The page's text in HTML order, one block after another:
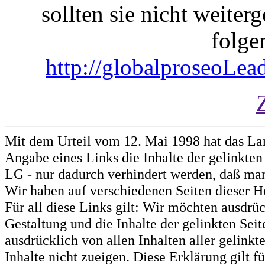
sollten sie nicht
http://
Mit dem Urteil vom 12. Mai 1998 hat das
Angabe eines Links die Inhalte der
LG - nur dadurch verhindert werden, daß
Wir haben auf verschiedenen Seiten dieser
Für all diese Links gilt: Wir möchten
Gestaltung und die Inhalte der gelinkten
ausdrücklich von allen Inhalten aller
Inhalte nicht zueigen. Diese Erklärung gilt